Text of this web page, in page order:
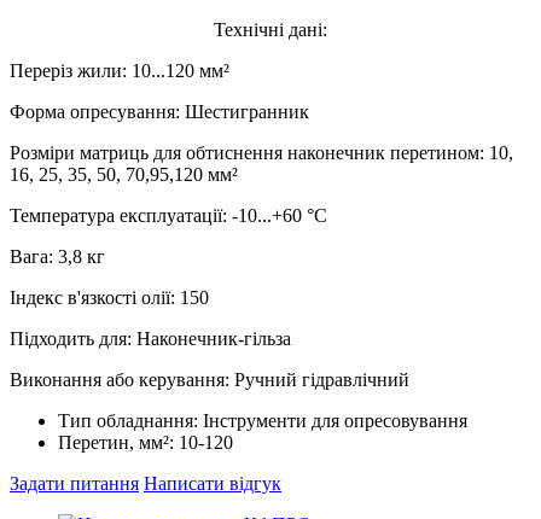
Технічні дані:
Переріз жили: 10...120 мм²
Форма опресування: Шестигранник
Розміри матриць для обтиснення наконечник перетином: 10,
16, 25, 35, 50, 70,95,120 мм²
Температура експлуатації: -10...+60 °C
Вага: 3,8 кг
Індекс в'язкості олії: 150
Підходить для: Наконечник-гільза
Виконання або керування: Ручний гідравлічний
Тип обладнання: Інструменти для опресовування
Перетин, мм²: 10-120
Задати питання Написати відгук